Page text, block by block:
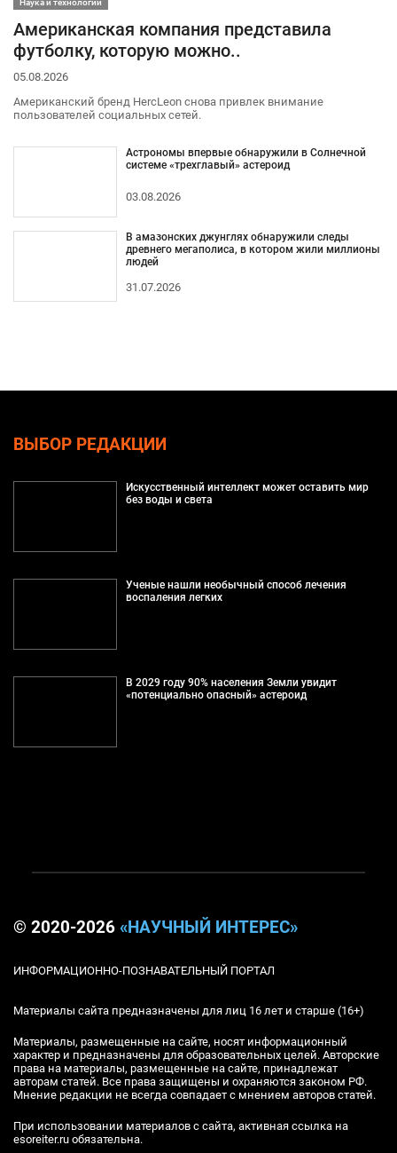
Наука и технологии
Американская компания представила
футболку, которую можно..
05.08.2026
Американский бренд HercLeon снова привлек внимание
пользователей социальных сетей.
Астрономы впервые обнаружили в Солнечной
системе «трехглавый» астероид
03.08.2026
В амазонских джунглях обнаружили следы
древнего мегаполиса, в котором жили миллионы
людей
31.07.2026
ВЫБОР РЕДАКЦИИ
Искусственный интеллект может оставить мир
без воды и света
Ученые нашли необычный способ лечения
воспаления легких
В 2029 году 90% населения Земли увидит
«потенциально опасный» астероид
© 2020-2026 «НАУЧНЫЙ ИНТЕРЕС»
ИНФОРМАЦИОННО-ПОЗНАВАТЕЛЬНЫЙ ПОРТАЛ
Материалы сайта предназначены для лиц 16 лет и старше (16+)
Материалы, размещенные на сайте, носят информационный
характер и предназначены для образовательных целей. Авторские
права на материалы, размещенные на сайте, принадлежат
авторам статей. Все права защищены и охраняются законом РФ.
Мнение редакции не всегда совпадает с мнением авторов статей.
При использовании материалов с сайта, активная ссылка на
esoreiter.ru обязательна.